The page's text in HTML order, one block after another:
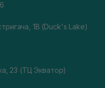
1В (Duck's Lake)
23 (ТЦ Экватор)